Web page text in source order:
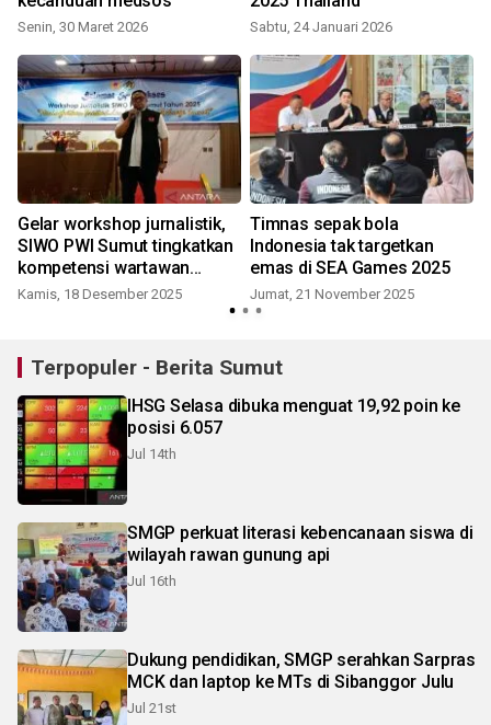
Senin, 30 Maret 2026 Sabtu, 24 Januari 2026
Gelar workshop jurnalistik,
SIWO PWI Sumut tingkatkan
kompetensi wartawan
olahraga
Kamis, 18 Desember 2025
Timnas sepak bola
Indonesia tak targetkan
emas di SEA Games 2025
Jumat, 21 November 2025
Terpopuler - Berita Sumut
IHSG Selasa dibuka menguat 19,92 poin ke
posisi 6.057
Jul 14th
SMGP perkuat literasi kebencanaan siswa di
wilayah rawan gunung api
Jul 16th
Dukung pendidikan, SMGP serahkan Sarpras
MCK dan laptop ke MTs di Sibanggor Julu
Jul 21st